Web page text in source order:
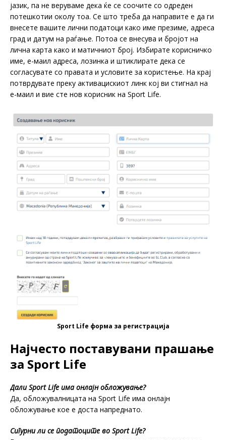
јазик, па не веруваме дека ќе се соочите со одреден
потешкотии околу тоа. Се што треба да направите е да ги
внесете вашите лични податоци како име презиме, адреса
град и датум на раѓање. Потоа се внесува и бројот на
лична карта како и матичниот број. Избирате корисничко
име, е-маил адреса, лозинка и штиклирате дека се
согласувате со правата и условите за користење. На крај
потврдувате преку активацискиот линк кој ви стигнал на
е-маил и вие сте нов корисник на Sport Life.
Sport Life форма за регистрација
Најчесто поставувани прашање
за Sport Life
Дали Sport Life има онлајн обложување?
Да, обложувалницата на Sport Life има онлајн
обложување кое е доста напреднато.
Сигурни ли се податоците во Sport Life?